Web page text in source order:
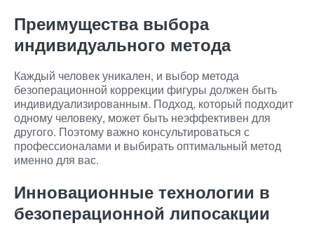
Преимущества выбора
индивидуального метода
Каждый человек уникален, и выбор метода
безоперационной коррекции фигуры должен быть
индивидуализированным. Подход, который подходит
одному человеку, может быть неэффективен для
другого. Поэтому важно консультироваться с
профессионалами и выбирать оптимальный метод
именно для вас.
Инновационные технологии в
безоперационной липосакции